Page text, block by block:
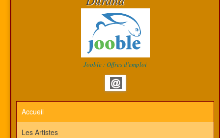
Jooble : Offres d'emploi
Accueil
Les Artistes